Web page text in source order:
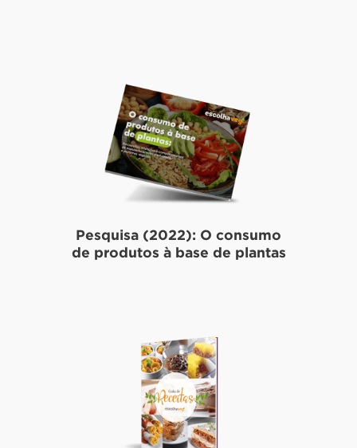
Pesquisa (2022): O consumo
de produtos à base de plantas